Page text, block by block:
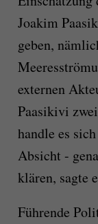
Joakim
geben,
externen
Paasikivi
handle es
Absicht -
klären, sagte
Führende